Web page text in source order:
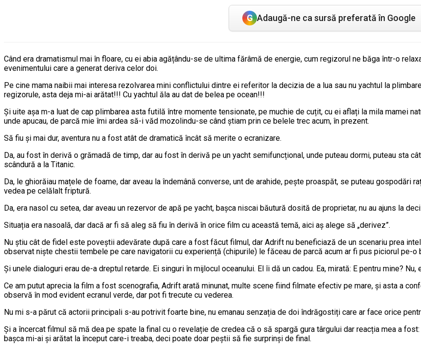
G Adaugă-ne ca sursă preferată în Google
Când era dramatismul mai în floare, cu ei abia agățându-se de ultima fărâmă de energie, cum regizorul ne băga într-o
evenimentului care a generat deriva celor doi.
Pe cine mama naibii mai interesa rezolvarea mini conflictului dintre ei referitor la decizia de a lua sau nu yachtul la
regizorule, asta deja mi-ai arătat!!! Cu yachtul ăla au dat de belea pe ocean!!!
Și uite așa m-a luat de cap plimbarea asta futilă între momente tensionate, pe muchie de cuțit, cu ei aflați la mila mamei
unde apucau, de parcă mie îmi ardea să-i văd mozolindu-se când știam prin ce belele trec acum, în prezent.
Să fiu și mai dur, aventura nu a fost atât de dramatică încât să merite o ecranizare.
Da, au fost în derivă o grămadă de timp, dar au fost în derivă pe un yacht semifuncțional, unde puteau dormi, puteau sta
scândură a la Titanic.
Da, le ghiorăiau mațele de foame, dar aveau la îndemână converse, unt de arahide, pește proaspăt, se puteau gospodări
vedea pe celălalt friptură.
Da, era nasol cu setea, dar aveau un rezervor de apă pe yacht, bașca niscai băutură dosită de proprietar, nu au ajuns la
Situația era nasoală, dar dacă ar fi să aleg să fiu în derivă în orice film cu această temă, aici aș alege să „derivez”.
Nu știu cât de fidel este poveștii adevărate după care a fost făcut filmul, dar Adrift nu beneficiază de un scenariu prea
observat niște chestii tembele pe care navigatorii cu experiență (chipurile) le făceau de parcă acum ar fi pus piciorul pe-o
Și unele dialoguri erau de-a dreptul retarde. Ei singuri în mijlocul oceanului. El îi dă un cadou. Ea, mirată: E pentru mine? Nu,
Ce am putut aprecia la film a fost scenografia, Adrift arată minunat, multe scene fiind filmate efectiv pe mare, și asta a
observă în mod evident ecranul verde, dar pot fi trecute cu vederea.
Nu mi s-a părut că actorii principali s-au potrivit foarte bine, nu emanau senzația de doi îndrăgostiți care ar face orice
Și a încercat filmul să mă dea pe spate la final cu o revelație de credea că o să spargă gura târgului dar reacția mea a
bașca mi-ai și arătat la început care-i treaba, deci poate doar peștii să fie surprinși de final.